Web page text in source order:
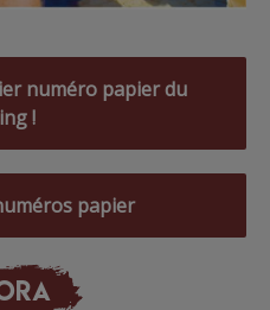
numéro papier du
!
papier